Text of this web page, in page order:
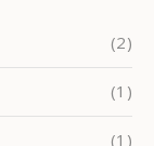
(2)
(1)
(1)